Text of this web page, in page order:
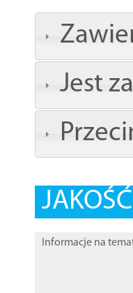
Jest
Informacje na